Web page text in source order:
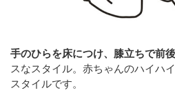
手のひらを床につけ、膝立ちで前
スなスタイル。赤ちゃんのハイハ
スタイルです。